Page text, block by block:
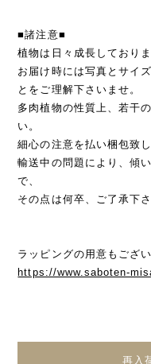
■諸注意■
植物は日々成長しておりま
お届け時には写真とサイ
とをご理解下さいませ。
多肉植物の性質上、若干
い。
細心の注意を払い梱包致
輸送中の問題により、傾
で、
その点は何卒、ご了承下
ラッピングの用意もござ
https://www.saboten-
再入